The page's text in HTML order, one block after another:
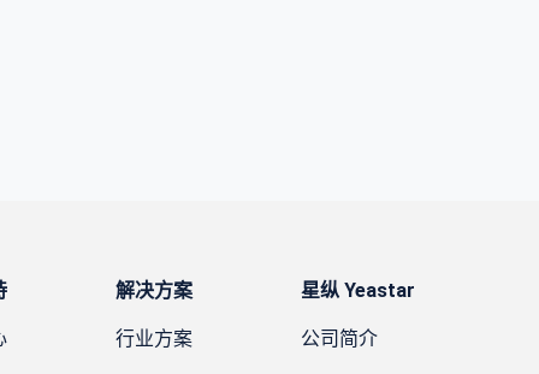
解决方案
行业方案
星纵 Yeastar
公司简介